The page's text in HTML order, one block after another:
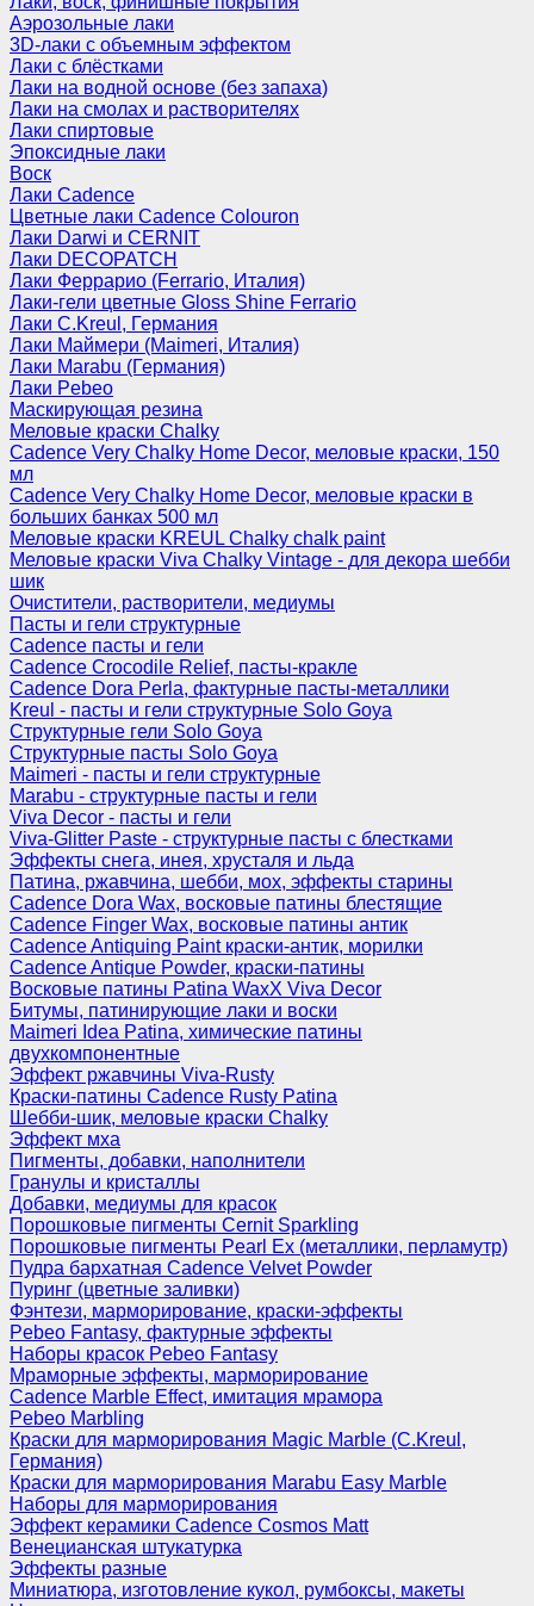
Аэрозольные лаки
3D-лаки с объемным эффектом
Лаки с блёстками
Лаки на водной основе (без запаха)
Лаки на смолах и растворителях
Лаки спиртовые
Эпоксидные лаки
Воск
Лаки Cadence
Цветные лаки Cadence Colouron
Лаки Darwi и CERNIT
Лаки DECOPATCH
Лаки Феррарио (Ferrario, Италия)
Лаки-гели цветные Gloss Shine Ferrario
Лаки C.Kreul, Германия
Лаки Маймери (Maimeri, Италия)
Лаки Marabu (Германия)
Лаки Pebeo
Маскирующая резина
Меловые краски Chalky
Cadence Very Chalky Home Decor, меловые краски, 150
мл
Cadence Very Chalky Home Decor, меловые краски в
больших банках 500 мл
Меловые краски KREUL Chalky chalk paint
Меловые краски Viva Chalky Vintage - для декора шебби
шик
Очистители, растворители, медиумы
Пасты и гели структурные
Cadence пасты и гели
Cadence Crocodile Relief, пасты-кракле
Cadence Dora Perla, фактурные пасты-металлики
Kreul - пасты и гели структурные Solo Goya
Структурные гели Solo Goya
Структурные пасты Solo Goya
Maimeri - пасты и гели структурные
Marabu - структурные пасты и гели
Viva Decor - пасты и гели
Viva-Glitter Paste - структурные пасты с блестками
Эффекты снега, инея, хрусталя и льда
Патина, ржавчина, шебби, мох, эффекты старины
Cadence Dora Wax, восковые патины блестящие
Cadence Finger Wax, восковые патины антик
Сadence Antiquing Paint краски-антик, морилки
Cadence Antique Powder, краски-патины
Восковые патины Patina WaxX Viva Decor
Битумы, патинирующие лаки и воски
Maimeri Idea Patina, химические патины
двухкомпонентные
Эффект ржавчины Viva-Rusty
Краски-патины Cadence Rusty Patina
Шебби-шик, меловые краски Chalky
Эффект мха
Пигменты, добавки, наполнители
Гранулы и кристаллы
Добавки, медиумы для красок
Порошковые пигменты Cernit Sparkling
Порошковые пигменты Pearl Ex (металлики, перламутр)
Пудра бархатная Cadence Velvet Powder
Пуринг (цветные заливки)
Фэнтези, марморирование, краски-эффекты
Pebeo Fantasy, фактурные эффекты
Наборы красок Pebeo Fantasy
Мраморные эффекты, марморирование
Cadence Marble Effect, имитация мрамора
Pebeo Marbling
Краски для марморирования Magic Marble (C.Kreul,
Германия)
Краски для марморирования Marabu Easy Marble
Наборы для марморирования
Эффект керамики Cadence Cosmos Matt
Венецианская штукатурка
Эффекты разные
Миниатюра, изготовление кукол, румбоксы, макеты